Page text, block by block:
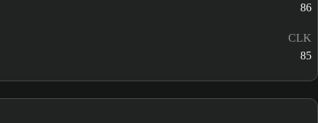
86
CLK
85